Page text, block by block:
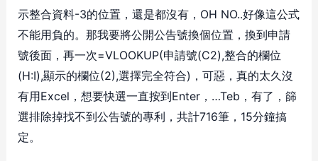
示整合資料-3的位置，還是都沒有，OH NO..好像這公式
不能用負的。那我要將公開公告號換個位置，換到申請
號後面，再一次=VLOOKUP(申請號(C2),整合的欄位
(H:I),顯示的欄位(2),選擇完全符合)，可惡，真的太久沒
有用Excel，想要快選一直按到Enter，…Teb，有了，篩
選排除掉找不到公告號的專利，共計716筆，15分鐘搞
定。